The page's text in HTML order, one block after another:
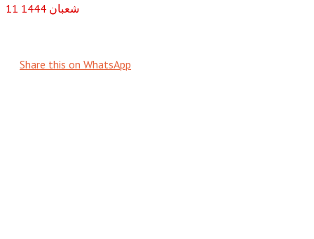
11 شعبان 1444
Share this on WhatsApp